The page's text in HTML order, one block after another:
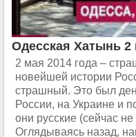
Одесская Хатынь
2 мая 2014 года –
новейшей истории
страшный. Это был
России, на Украине и
они русские (сейчас
Оглядываясь назад,